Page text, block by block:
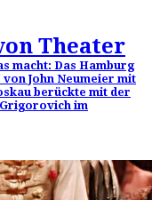
Theater
macht: Das Hamburg
John Neumeier mit
berückte mit der
im